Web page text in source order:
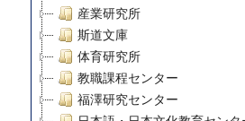
産業研究所
斯道文庫
体育研究所
教職課程センター
福澤研究センター